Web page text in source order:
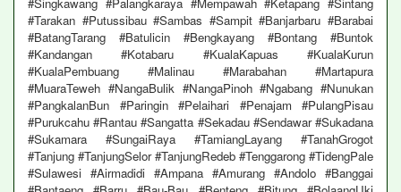
#Tarakan #Putussibau #Sambas #Sampit #Banjarbaru #Barabai
#BatangTarang #Batulicin #Bengkayang #Bontang #Buntok
#Kandangan #Kotabaru #KualaKapuas #KualaKurun
#KualaPembuang #Malinau #Marabahan #Martapura
#MuaraTeweh #NangaBulik #NangaPinoh #Ngabang #Nunukan
#PangkalanBun #Paringin #Pelaihari #Penajam #PulangPisau
#Purukcahu #Rantau #Sangatta #Sekadau #Sendawar #Sukadana
#Sukamara #SungaiRaya #TamiangLayang #TanahGrogot
#Tanjung #TanjungSelor #TanjungRedeb #Tenggarong #TidengPale
#Sulawesi #Airmadidi #Ampana #Amurang #Andolo #Banggai